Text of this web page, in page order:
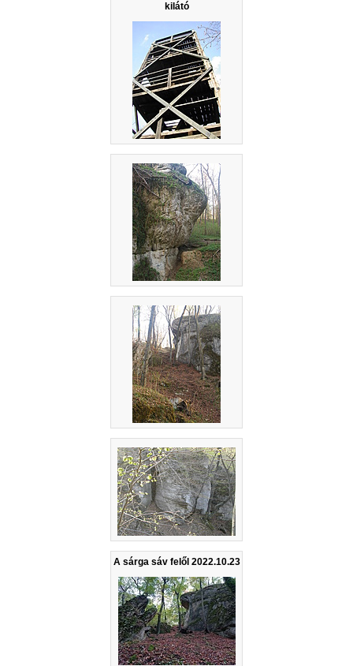
kilátó
A sárga sáv felől 2022.10.23